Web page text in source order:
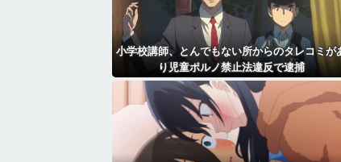
小学校講師、とんでもない所からのタレコミが
り児童ポルノ禁止法違反で逮捕